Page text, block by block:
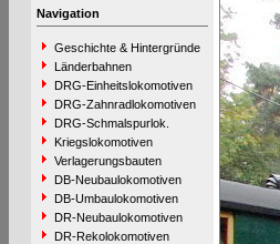
Navigation
Geschichte & Hintergründe
Länderbahnen
DRG-Einheitslokomotiven
DRG-Zahnradlokomotiven
DRG-Schmalspurlok.
Kriegslokomotiven
Verlagerungsbauten
DB-Neubaulokomotiven
DB-Umbaulokomotiven
DR-Neubaulokomotiven
DR-Rekolokomotiven